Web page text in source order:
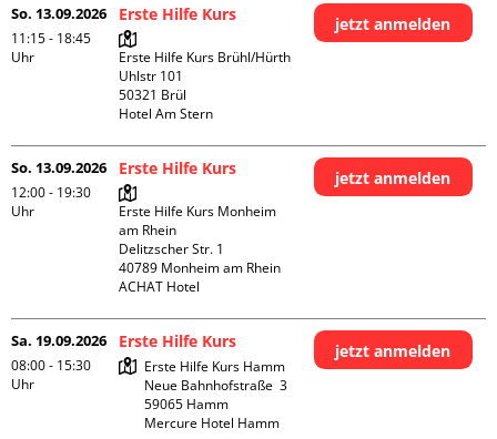
So. 13.09.2026
11:15 - 18:45
Uhr
Erste Hilfe Kurs
Erste Hilfe Kurs Brühl/Hürth
Uhlstr 101
50321 Brül
Hotel Am Stern
jetzt anmelden
So. 13.09.2026
12:00 - 19:30
Uhr
Erste Hilfe Kurs
Erste Hilfe Kurs Monheim
am Rhein
Delitzscher Str. 1
40789 Monheim am Rhein
ACHAT Hotel
jetzt anmelden
Sa. 19.09.2026
08:00 - 15:30
Uhr
Erste Hilfe Kurs
Erste Hilfe Kurs Hamm
Neue Bahnhofstraße  3
59065 Hamm
Mercure Hotel Hamm
jetzt anmelden